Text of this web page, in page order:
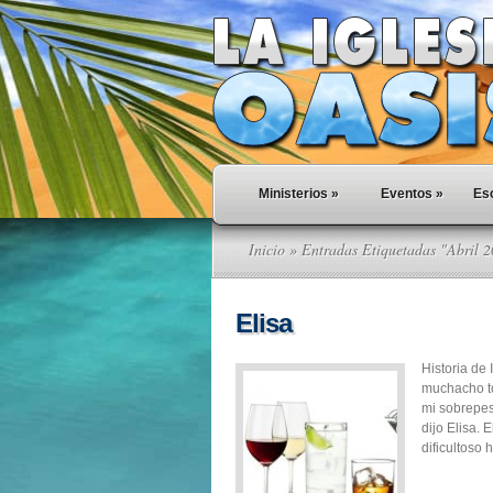
Ministerios » Eventos »
Inicio » Entradas Etiquetadas "Abril
Elisa
Historia de
muchacho
mi
dijo Elisa.
dificultoso